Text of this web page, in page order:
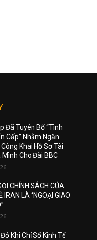
Đã Tuyên Bố “Tình
Cấp” Nhằm Ngăn
Khai Hồ Sơ Tài
Mình Cho Đài BBC
CHÍNH SÁCH CỦA
IRAN LÀ “NGOẠI GIAO
Khi Chỉ Số Kinh Tế